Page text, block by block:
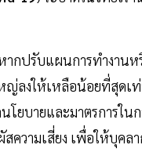
กปรับแผนการทำงาน
ลงให้เหลือน้อยที่สุดเท่
โยบายและมาตรการใ
ความเสี่ยง เพื่อให้บุคล